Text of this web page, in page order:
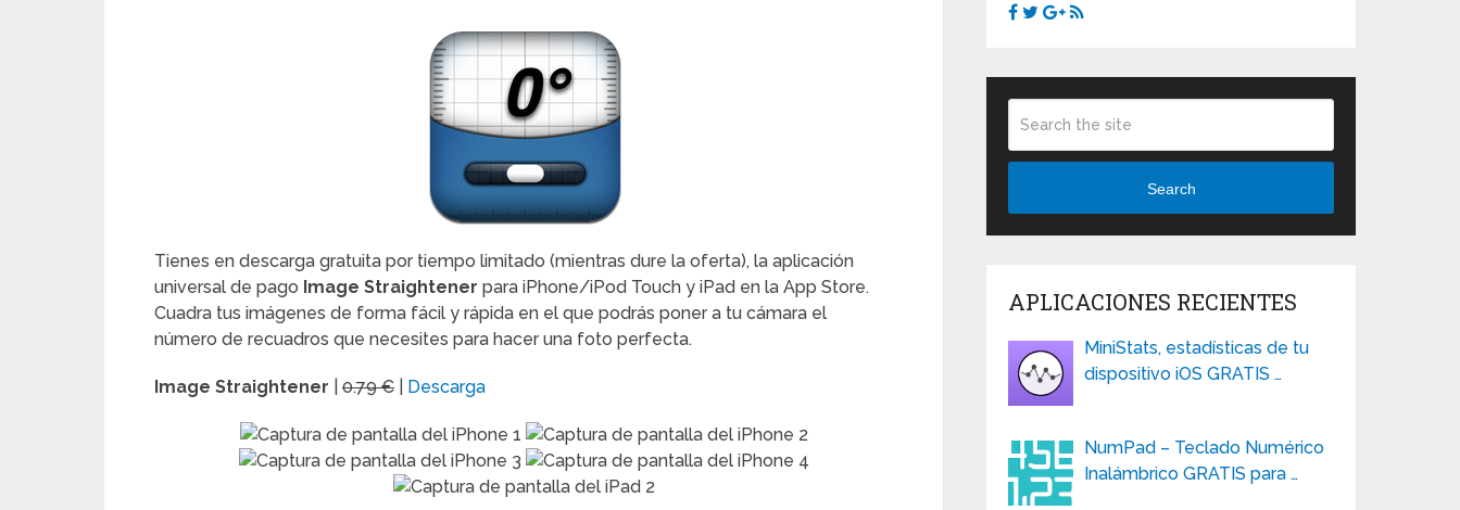
Tienes en descarga gratuita por tiempo limitado (mientras dure la oferta), la aplicación
universal de pago Image Straightener para iPhone/iPod Touch y iPad en la App Store.
Cuadra tus imágenes de forma fácil y rápida en el que podrás poner a tu cámara el
número de recuadros que necesites para hacer una foto perfecta.
Image Straightener 0.79 € Descarga
Search
APLICACIONES RECIENTES
MiniStats, estadísticas de tu
dispositivo iOS GRATIS …
NumPad – Teclado Numérico
Inalámbrico GRATIS para …